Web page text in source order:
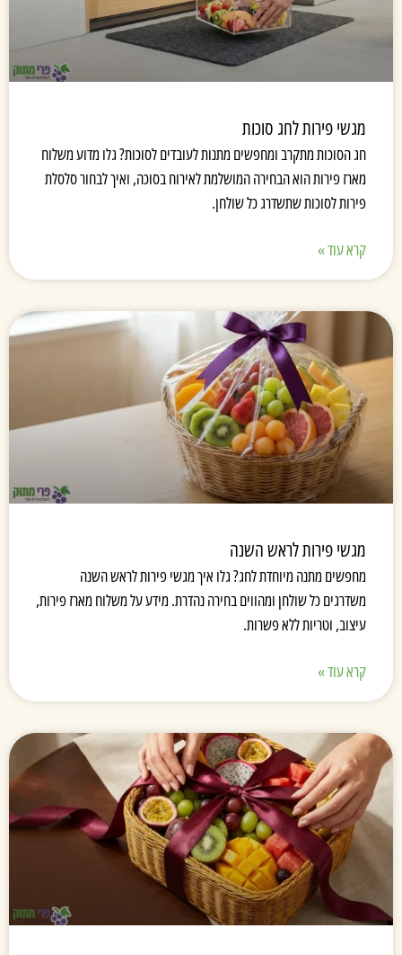
מגשי פירות לחג סוכות
חג הסוכות מתקרב ומחפשים מתנות לעובדים לסוכות? גלו מדוע משלוח
מארז פירות הוא הבחירה המושלמת לאירוח בסוכה, ואיך לבחור סלסלת
פירות לסוכות שתשדרג כל שולחן.
קרא עוד »
מגשי פירות לראש השנה
מחפשים מתנה מיוחדת לחג? גלו איך מגשי פירות לראש השנה
משדרגים כל שולחן ומהווים בחירה נהדרת. מידע על משלוח מארז פירות,
עיצוב, וטריות ללא פשרות.
קרא עוד »